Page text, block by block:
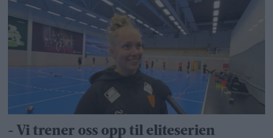
- Vi trener oss opp til eliteserien